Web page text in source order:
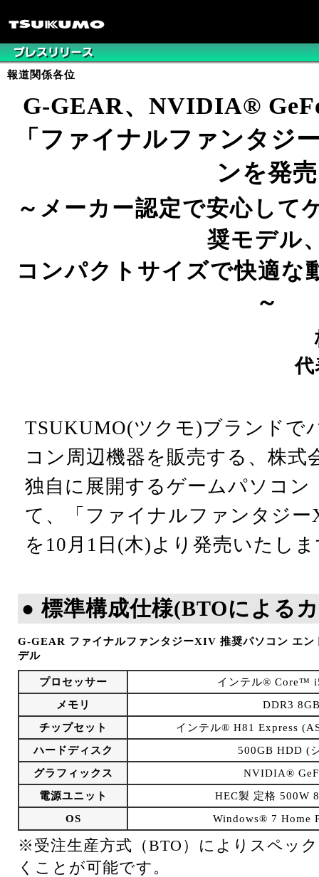
G-GEAR、NVIDIA®
「ファイナルファンタジ
ンを発売
～メーカー認定で安心して
奨モデル
コンパクトサイズで快適な
～
TSUKUMO(ツクモ)ブランドで
コン周辺機器を販売する、株式
独自に展開するゲームパソコン
て、「ファイナルファンタジ
を10月1日(木)より発売いたし
● 標準構成仕様(BTOによる
G-GEAR ファイナルファンタジーXIV 推奨パソコン エン
デル
プロセッサー
インテル® Core™
メモリ
DDR3
チップセット
インテル® H81 Express
ハードディスク
500GB HDD (
グラフィックス
NVIDIA®
電源ユニット
HEC製 定格 500W
OS
Windows® 7 Home
※受注生産方式（BTO）によりスペッ
くことが可能です。
報道関係各位